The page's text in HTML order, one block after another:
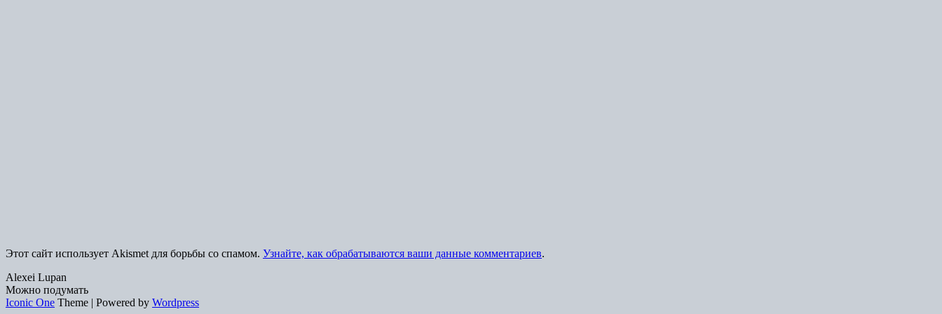
Этот сайт использует Akismet для борьбы со спамом. Узнайте, как обрабатываются ваши данные комментариев.
Alexei Lupan
Можно подумать
Iconic One Theme | Powered by Wordpress